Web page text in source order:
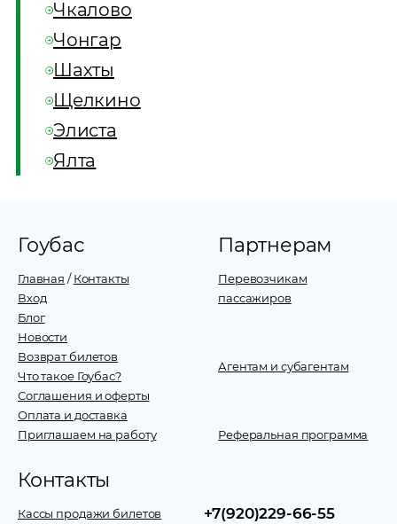
Чкалово
Чонгар
Шахты
Щелкино
Элиста
Ялта
Гоубас
Главная /Контакты
Вход
Блог
Новости
Возврат билетов
Что такое Гоубас?
Соглашения и оферты
Оплата и доставка
Приглашаем на работу
Партнерам
Перевозчикам
пассажиров
Агентам и субагентам
Реферальная программа
Контакты
Кассы продажи билетов +7(920)229-66-55